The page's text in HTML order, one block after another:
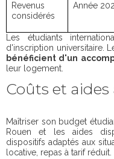
Revenus
considérés
Année
Les étudiants
d'inscription universitaire.
bénéficient d'un
leur logement.
Coûts et
Maîtriser son budget
Rouen et les aides
dispositifs adaptés aux
locative, repas à tarif réduit.